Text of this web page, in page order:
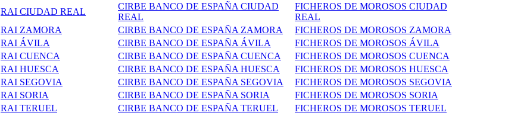
RAI CIUDAD REAL
CIRBE BANCO DE ESPAÑA CIUDAD
REAL
FICHEROS DE MOROSOS CIUDAD
REAL
RAI ZAMORA CIRBE BANCO DE ESPAÑA ZAMORA
FICHEROS DE MOROSOS ZAMORA
RAI ÁVILA CIRBE BANCO DE ESPAÑA ÁVILA
FICHEROS DE MOROSOS ÁVILA
RAI CUENCA CIRBE BANCO DE ESPAÑA CUENCA
FICHEROS DE MOROSOS CUENCA
RAI HUESCA CIRBE BANCO DE ESPAÑA HUESCA
FICHEROS DE MOROSOS HUESCA
RAI SEGOVIA CIRBE BANCO DE ESPAÑA SEGOVIA
FICHEROS DE MOROSOS SEGOVIA
RAI SORIA CIRBE BANCO DE ESPAÑA SORIA
FICHEROS DE MOROSOS SORIA
RAI TERUEL CIRBE BANCO DE ESPAÑA TERUEL FICHEROS DE MOROSOS TERUEL